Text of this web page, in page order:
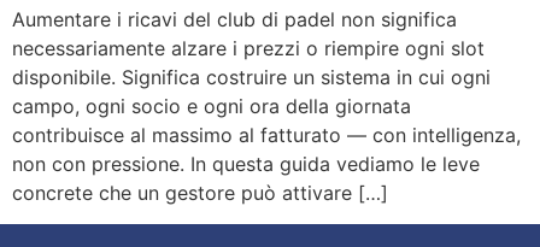
Aumentare i ricavi del club di padel non significa
necessariamente alzare i prezzi o riempire ogni slot
disponibile. Significa costruire un sistema in cui ogni
campo, ogni socio e ogni ora della giornata
contribuisce al massimo al fatturato — con intelligenza,
non con pressione. In questa guida vediamo le leve
concrete che un gestore può attivare […]